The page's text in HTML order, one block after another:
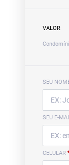
VALOR
SEU
SEU E-
CELULAR